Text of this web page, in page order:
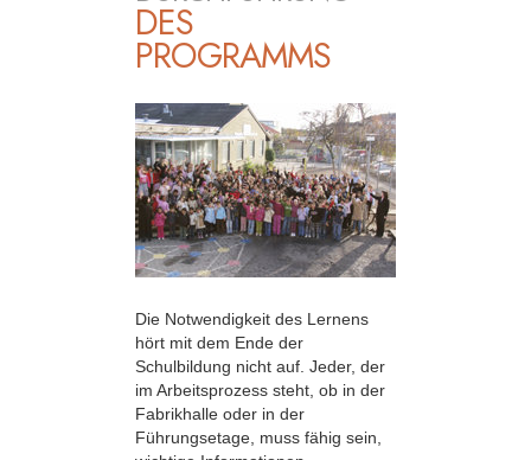
DES
PROGRAMMS
Die Notwendigkeit des Lernens
hört mit dem Ende der
Schulbildung nicht auf. Jeder, der
im Arbeitsprozess steht, ob in der
Fabrikhalle oder in der
Führungsetage, muss fähig sein,